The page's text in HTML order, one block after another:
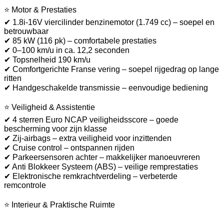
⭐ Motor & Prestaties
✔ 1.8i-16V viercilinder benzinemotor (1.749 cc) – soepel en
betrouwbaar
✔ 85 kW (116 pk) – comfortabele prestaties
✔ 0–100 km/u in ca. 12,2 seconden
✔ Topsnelheid 190 km/u
✔ Comfortgerichte Franse vering – soepel rijgedrag op lange
ritten
✔ Handgeschakelde transmissie – eenvoudige bediening
⭐ Veiligheid & Assistentie
✔ 4 sterren Euro NCAP veiligheidsscore – goede
bescherming voor zijn klasse
✔ Zij-airbags – extra veiligheid voor inzittenden
✔ Cruise control – ontspannen rijden
✔ Parkeersensoren achter – makkelijker manoeuvreren
✔ Anti Blokkeer Systeem (ABS) – veilige remprestaties
✔ Elektronische remkrachtverdeling – verbeterde
remcontrole
⭐ Interieur & Praktische Ruimte